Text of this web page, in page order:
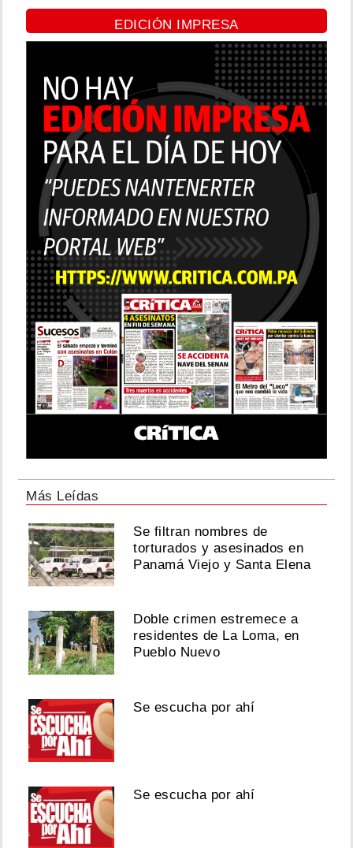
EDICIÓN IMPRESA
Más Leídas
Se filtran nombres de
torturados y asesinados en
Panamá Viejo y Santa Elena
Doble crimen estremece a
residentes de La Loma, en
Pueblo Nuevo
Se escucha por ahí
Se escucha por ahí